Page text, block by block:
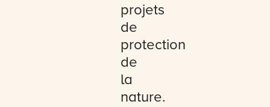
projets
de
protection
de
la
nature.